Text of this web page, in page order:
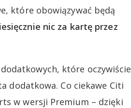
które obowiązywać będą
nic za kartę przez
które oczywiście
dodatkowa. Co ciekawe Citi
w wersji Premium – dzięki